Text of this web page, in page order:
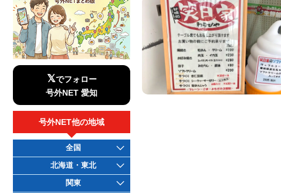
𝕏でフォロー
号外NET 愛知
号外NET他の地域
全国
北海道・東北
関東